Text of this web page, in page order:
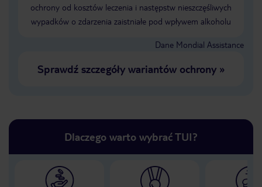
ochrony od kosztów leczenia i następstw nieszczęśliwych
wypadków o zdarzenia zaistniałe pod wpływem alkoholu
Dane Mondial Assistance
Sprawdź szczegóły wariantów ochrony»
Dlaczego warto wybrać TUI?